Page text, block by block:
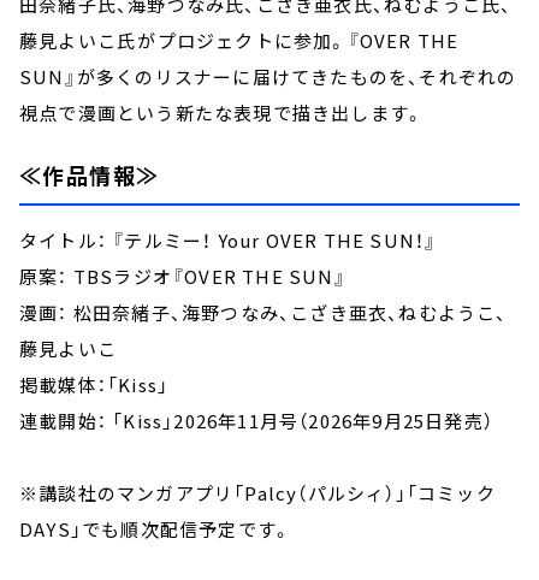
藤見よいこ氏――がプロジェクトに参加。『OVER THE
SUN』が多くのリスナーに届けてきたものを、それぞれの
視点で漫画という新たな表現で描き出します。
≪作品情報≫
タイトル： 『テルミー！ Your OVER THE SUN！』
原案： TBSラジオ『OVER THE SUN』
漫画： 松田奈緒子、海野つなみ、こざき亜衣、ねむようこ、
藤見よいこ
掲載媒体：「Kiss」
連載開始： 「Kiss」2026年11月号（2026年9月25日発売）
※講談社のマンガアプリ「Palcy（パルシィ）」「コミック
DAYS」でも順次配信予定です。